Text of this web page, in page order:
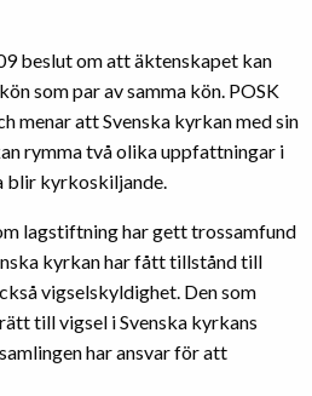
beslut om att äktenskapet kan
som par av samma kön. POSK
menar att Svenska kyrkan med sin
rymma två olika uppfattningar i
blir kyrkoskiljande.
lagstiftning har gett trossamfund
kyrkan har fått tillstånd till
vigselskyldighet. Den som
till vigsel i Svenska kyrkans
har ansvar för att